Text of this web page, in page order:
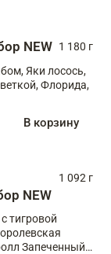
NEW 1 180 г
Яки лосось,
Флорида,
В корзину
NEW
1 092 г
тигровой
Запеченный